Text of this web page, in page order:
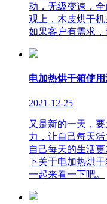
动，无级变速，
观上，木皮烘干机
如果客户有需求，
电加热烘干箱使
2021-12-25
又是新的一天，
力，让自己每天
自己每天的生活
下关于电加热烘
一起来看一下吧。